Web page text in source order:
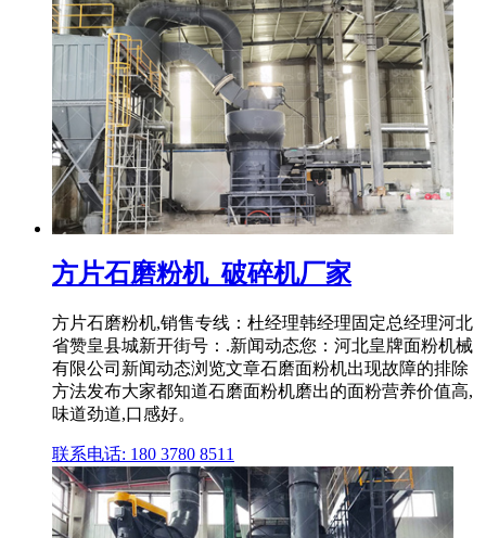
方片石磨粉机_破碎机厂家
方片石磨粉机,销售专线：杜经理韩经理固定总经理河北
省赞皇县城新开街号：.新闻动态您：河北皇牌面粉机械
有限公司新闻动态浏览文章石磨面粉机出现故障的排除
方法发布大家都知道石磨面粉机磨出的面粉营养价值高,
味道劲道,口感好。
联系电话: 180 3780 8511